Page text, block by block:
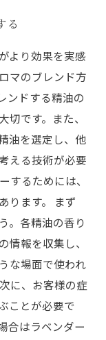
る
より効果を実感
マのブレンド方
ンドする精油の
です。また、
油を選定し、他
える技術が必要
するためには、
ります。 まず
。各精油の香り
情報を収集し、
な場面で使われ
に、お客様の症
ことが必要で
合はラベンダー